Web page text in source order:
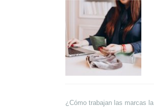
¿Cómo trabajan las marcas la